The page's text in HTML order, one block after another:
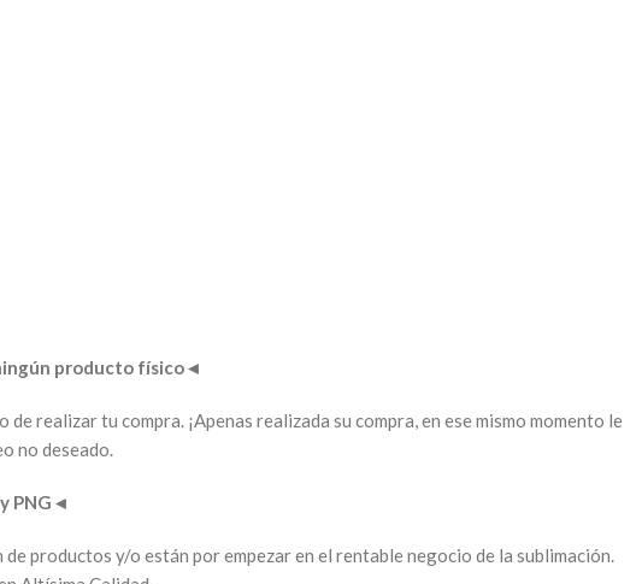
producto físico◄
realizar tu compra. ¡Apenas realizada su compra, en ese mismo momento le
no deseado.
PNG ◄
productos y/o están por empezar en el rentable negocio de la sublimación.